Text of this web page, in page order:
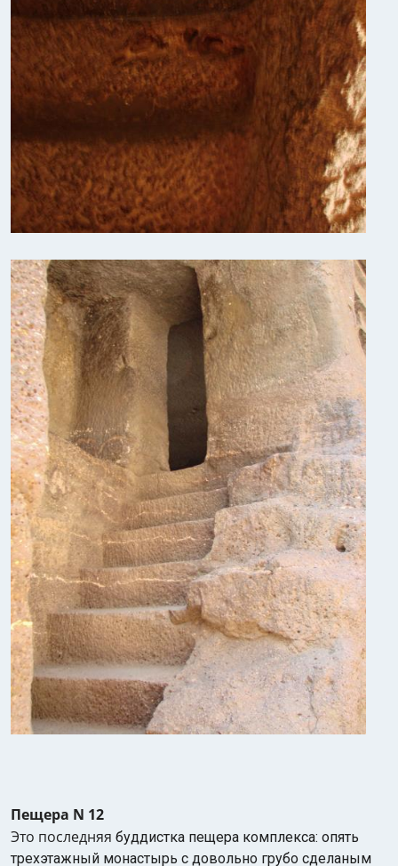
Пещера N 12
Это последняя буддистка пещера комплекса: опять
трехэтажный монастырь с довольно грубо сделаным